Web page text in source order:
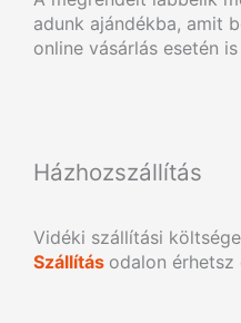
adunk ajándékba, amit
online vásárlás esetén
Házhozszállítás
Vidéki szállítási
Szállítás odalon érhetsz